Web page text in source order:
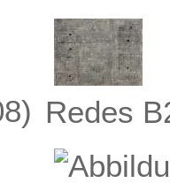
Redes